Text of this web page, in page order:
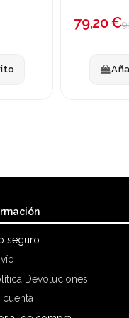
79,20 €
seguro
Devoluciones
cuenta